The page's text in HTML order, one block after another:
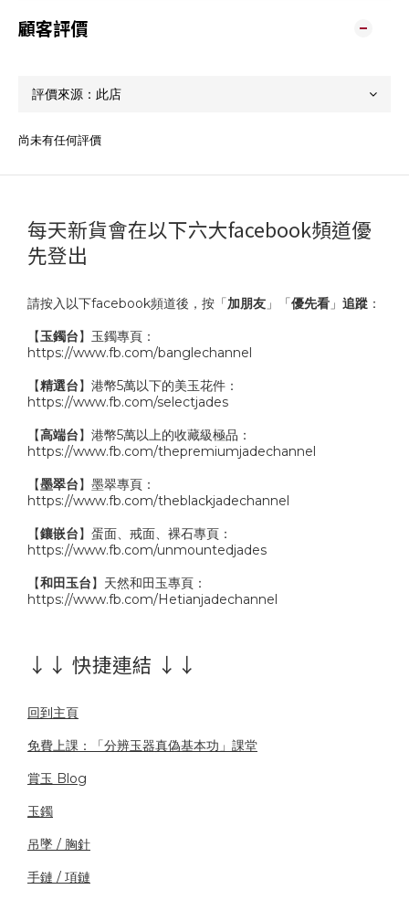
顧客評價
尚未有任何評價
每天新貨會在以下六大facebook頻道優
先登出
請按入以下facebook頻道後，按「加朋友 」「優先看 」 追蹤 ：
【玉鐲台】玉鐲專頁：
https://www.fb.com/banglechannel
【精選台】港幣5萬以下的美玉花件：
https://www.fb.com/selectjades
【高端台】港幣5萬以上的收藏級極品：
https://www.fb.com/thepremiumjadechannel
【墨翠台】墨翠專頁：
https://www.fb.com/theblackjadechannel
【鑲嵌台】蛋面、戒面、裸石專頁：
https://www.fb.com/unmountedjades
【和田玉台】天然和田玉專頁：
https://www.fb.com/Hetianjadechannel
↓↓ 快捷連結 ↓↓
回到主頁
免費上課：「分辨玉器真偽基本功」課堂
賞玉 Blog
玉鐲
吊墜 / 胸針
手鏈 / 項鏈